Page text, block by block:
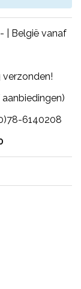
| België vanaf
verzonden!
6140208